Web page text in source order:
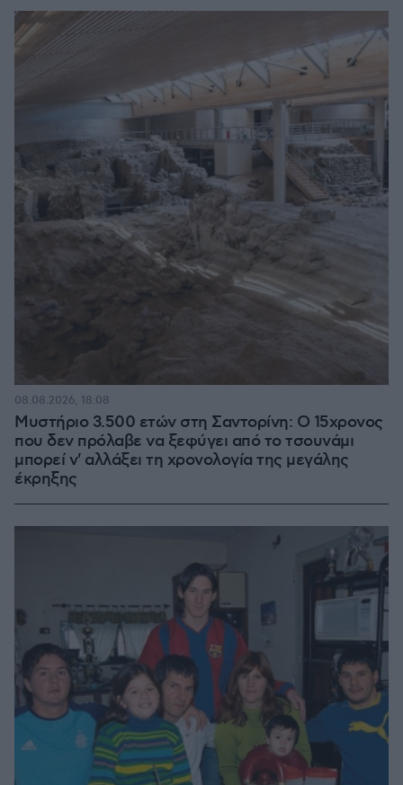
Μυστήριο 3.500 ετών στη Σαντορίνη: Ο 15χρονος
που δεν πρόλαβε να ξεφύγει από το τσουνάμι
μπορεί ν' αλλάξει τη χρονολογία της μεγάλης
έκρηξης
08.08.2026, 18:08